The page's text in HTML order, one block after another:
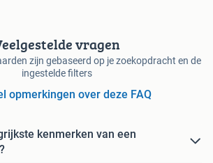
vragen
zijn gebaseerd op je zoekopdracht en de
ingestelde filters
opmerkingen over deze FAQ
kenmerken van een